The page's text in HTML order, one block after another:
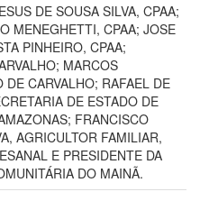
DE SOUSA SILVA, CPAA;
MENEGHETTI, CPAA; JOSE
PINHEIRO, CPAA;
MARCOS
DE CARVALHO; RAFAEL DE
DE ESTADO DE
FRANCISCO
AGRICULTOR FAMILIAR,
E PRESIDENTE DA
DO MAINÃ.